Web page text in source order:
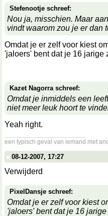
Stefenootje schreef:
Nou ja, misschien. Maar
vindt waarom zou je er dan
Omdat je er zelf voor kiest
'jaloers' bent dat je 16 jarige
Kazet Nagorra schreef:
Omdat je inmiddels een
niet meer leuk hoort te
Yeah right.
een typisch geval van iemand met
08-12-2007, 17:27
Verwijderd
PixelDansje schreef:
Omdat je er zelf voor kiest
'jaloers' bent dat je 16